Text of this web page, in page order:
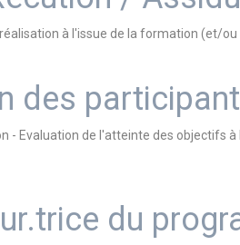
à l'issue de la formation (et/
des
- Evaluation de l'atteinte des objectifs
du